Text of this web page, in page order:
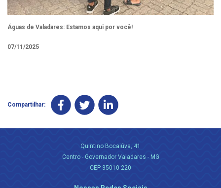
Águas de Valadares: Estamos aqui por você!
07/11/2025
Compartilhar:
Quintino Bocaiúva, 41
Centro - Governador Valadares - MG
CEP 35010-220